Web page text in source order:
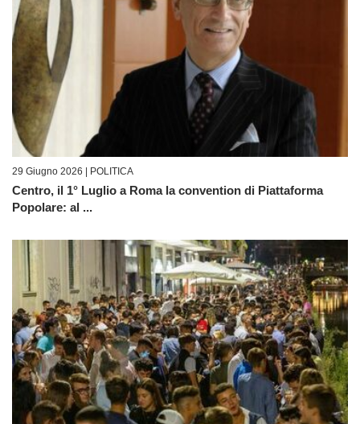
29 Giugno 2026 | POLITICA
Centro, il 1° Luglio a Roma la convention di Piattaforma
Popolare: al ...